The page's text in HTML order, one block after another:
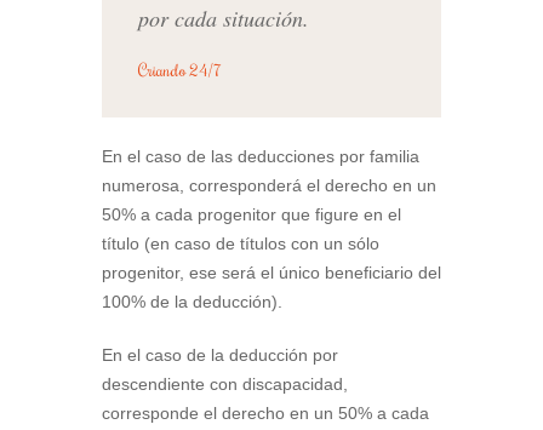
por cada situación.
Criando 24/7
En el caso de las deducciones por familia
numerosa, corresponderá el derecho en un
50% a cada progenitor que figure en el
título (en caso de títulos con un sólo
progenitor, ese será el único beneficiario del
100% de la deducción).
En el caso de la deducción por
descendiente con discapacidad,
corresponde el derecho en un 50% a cada